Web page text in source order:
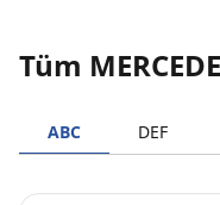
Tüm
ABC DEF